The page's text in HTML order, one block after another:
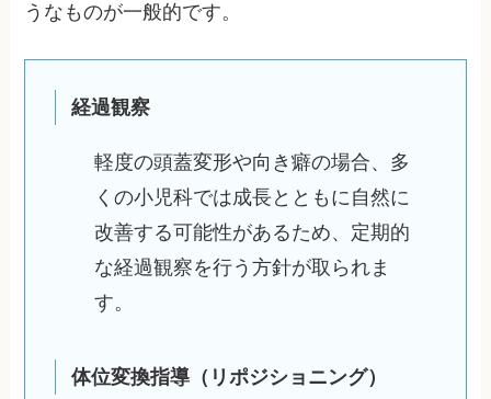
うなものが一般的です。
経過観察
軽度の頭蓋変形や向き癖の場合、多
くの小児科では成長とともに自然に
改善する可能性があるため、定期的
な経過観察を行う方針が取られま
す。
体位変換指導（リポジショニング）